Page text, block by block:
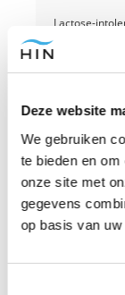
Deze website
We gebruiken
te bieden en
onze site met
gegevens
op basis van
Lactose-